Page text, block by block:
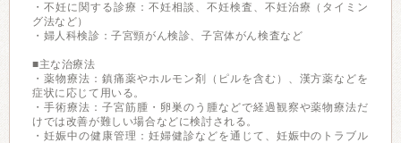
・不妊に関する診療：不妊相談、不妊検査、不妊治療（タイミン
グ法など）
・婦人科検診：子宮頸がん検診、子宮体がん検査など
■主な治療法
・薬物療法：鎮痛薬やホルモン剤（ピルを含む）、漢方薬などを
症状に応じて用いる。
・手術療法：子宮筋腫・卵巣のう腫などで経過観察や薬物療法だ
けでは改善が難しい場合などに検討される。
・妊娠中の健康管理：妊婦健診などを通じて、妊娠中のトラブル